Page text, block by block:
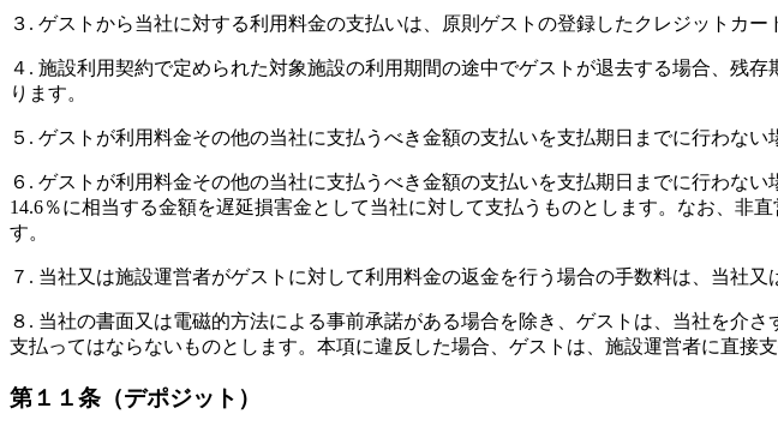
３. ゲストから当社に対する利用料金の支払いは、原則ゲストの登録したクレジットカー
４. 施設利用契約で定められた対象施設の利用期間の途中でゲストが退去する場合、残
ります。
５. ゲストが利用料金その他の当社に支払うべき金額の支払いを支払期日までに行わな
６. ゲストが利用料金その他の当社に支払うべき金額の支払いを支払期日までに行わな
14.6％に相当する金額を遅延損害金として当社に対して支払うものとします。なお、非
す。
７. 当社又は施設運営者がゲストに対して利用料金の返金を行う場合の手数料は、当社
８. 当社の書面又は電磁的方法による事前承諾がある場合を除き、ゲストは、当社を介
支払ってはならないものとします。本項に違反した場合、ゲストは、施設運営者に直接
第１１条（デポジット）